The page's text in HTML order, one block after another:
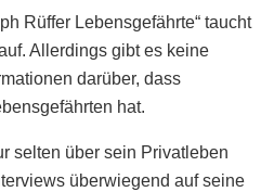
Rüffer Lebensgefährte“ taucht
Allerdings gibt es keine
darüber, dass
hat.
selten über sein Privatleben
überwiegend auf seine